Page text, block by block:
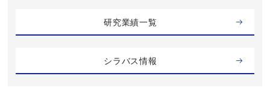
研究業績一覧
シラバス情報